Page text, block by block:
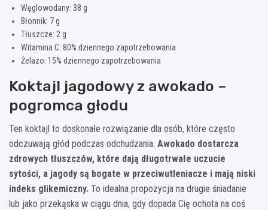
Węglowodany: 38 g
Błonnik: 7 g
Tłuszcze: 2 g
Witamina C: 80% dziennego zapotrzebowania
Żelazo: 15% dziennego zapotrzebowania
Koktajl jagodowy z awokado –
pogromca głodu
Ten koktajl to doskonałe rozwiązanie dla osób, które często
odczuwają głód podczas odchudzania. Awokado dostarcza
zdrowych tłuszczów, które dają długotrwałe uczucie
sytości, a jagody są bogate w przeciwutleniacze i mają niski
indeks glikemiczny. To idealna propozycja na drugie śniadanie
lub jako przekąska w ciągu dnia, gdy dopada Cię ochota na coś